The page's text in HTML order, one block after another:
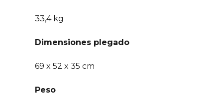
33,4 kg
Dimensiones plegado
69 x 52 x 35 cm
Peso